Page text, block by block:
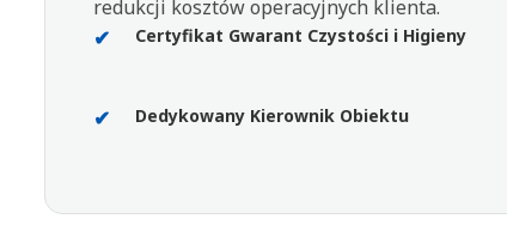
redukcji kosztów operacyjnych klienta.
Certyfikat Gwarant Czystości i Higieny
Dedykowany Kierownik Obiektu